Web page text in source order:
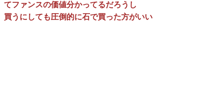
てファンスの価値分かってるだろうし
買うにしても圧倒的に石で買った方がいい